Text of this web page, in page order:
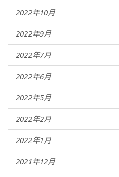
2022年10月
2022年9月
2022年7月
2022年6月
2022年5月
2022年2月
2022年1月
2021年12月